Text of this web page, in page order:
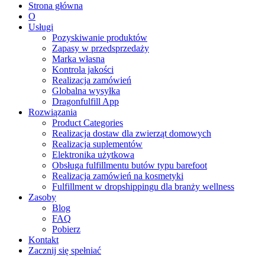
Strona główna
O
Usługi
Pozyskiwanie produktów
Zapasy w przedsprzedaży
Marka własna
Kontrola jakości
Realizacja zamówień
Globalna wysyłka
Dragonfulfill App
Rozwiązania
Product Categories
Realizacja dostaw dla zwierząt domowych
Realizacja suplementów
Elektronika użytkowa
Obsługa fulfillmentu butów typu barefoot
Realizacja zamówień na kosmetyki
Fulfillment w dropshippingu dla branży wellness
Zasoby
Blog
FAQ
Pobierz
Kontakt
Zacznij się spełniać